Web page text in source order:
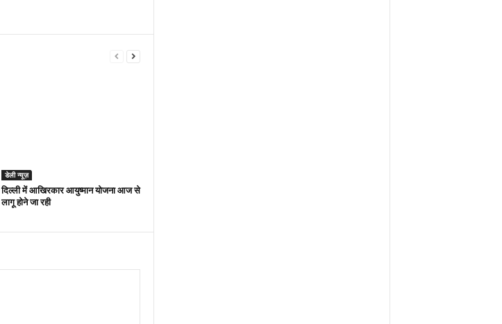
डेली न्यूज़
द‍िल्‍ली में आख‍िरकार आयुष्‍मान योजना आज से
लागू होने जा रही